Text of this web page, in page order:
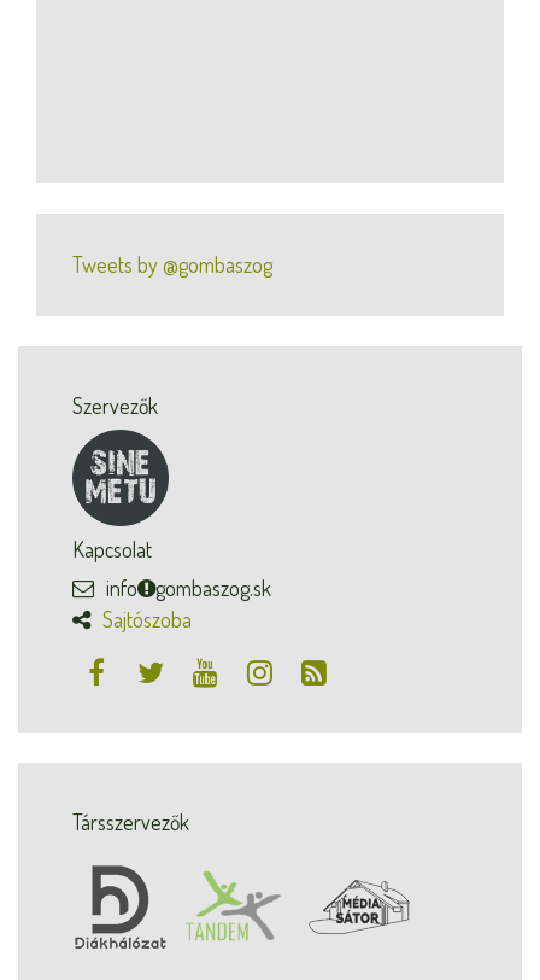
Tweets by @gombaszog
Szervezők
Kapcsolat
info
gombaszog.sk
Sajtószoba
Társszervezők